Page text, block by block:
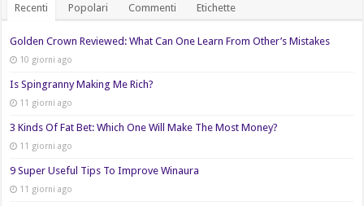
Recenti Popolari Commenti Etichette
Golden Crown Reviewed: What Can One Learn From Other’s Mistakes
10 giorni ago
Is Spingranny Making Me Rich?
11 giorni ago
3 Kinds Of Fat Bet: Which One Will Make The Most Money?
11 giorni ago
9 Super Useful Tips To Improve Winaura
11 giorni ago